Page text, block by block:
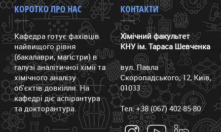
КОРОТКО ПРО НАС
Кафедра готує фахівців
найвищого рівня
(бакалаври, магістри) в
галузі аналітичної хімії та
хімічного аналізу
об'єктів довкілля. На
кафедрі діє аспірантура
та докторантура.
КОНТАКТИ
Хімічний факультет
КНУ ім. Тараса Шевченка
вул. Павла
Скоропадського, 12, Київ,
01033
Тел: +38 (067) 402-85-80